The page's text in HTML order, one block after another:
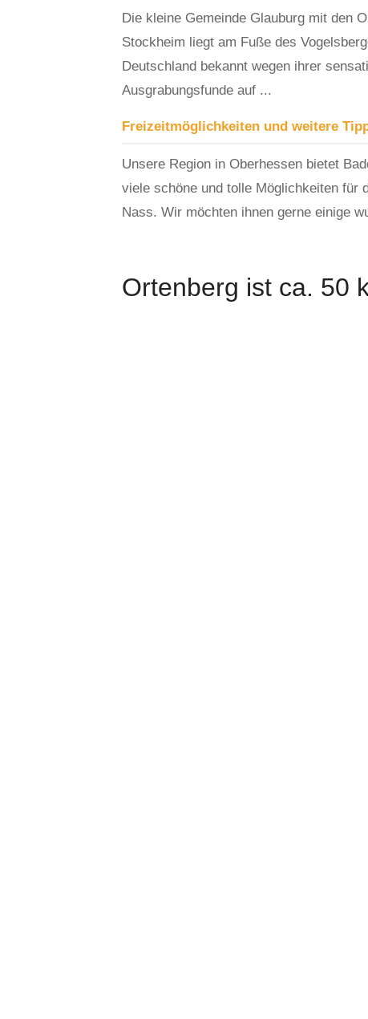
Die kleine Gemeinde Glauburg mit den
Stockheim liegt am Fuße des
Deutschland bekannt wegen ihrer
Ausgrabungsfunde auf ...
Freizeitmöglichkeiten und weitere
Unsere Region in Oberhessen bietet
viele schöne und tolle Möglichkeiten für
Nass. Wir möchten ihnen gerne einige
Ortenberg ist ca. 50